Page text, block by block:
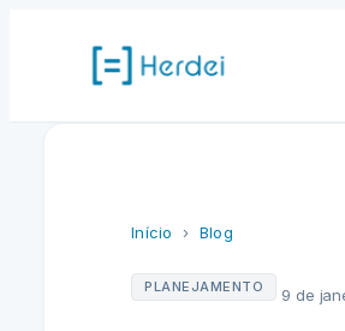
Início › Blog
PLANEJAMENTO 9 de